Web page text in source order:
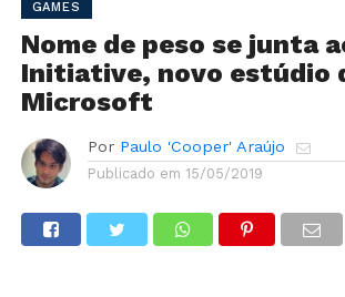
GAMES
Nome de peso se junta
Initiative, novo estúdio
Microsoft
Por Paulo 'Cooper' Araújo
Publicado em 15/05/2019